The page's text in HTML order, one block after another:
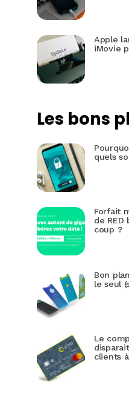
Apple
iMovie
Les bons
quels
Forfait
de RED
coup ?
Bon
le seul
Le
clients